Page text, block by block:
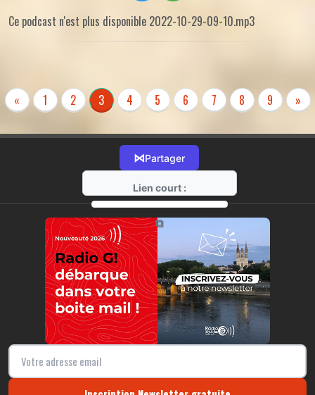
Ce podcast n'est plus disponible 2022-10-29-09-10.mp3
« 1 2 3 4 5 6 7 8 9 »
⋈Partager
Lien court :
https://radio-g.fr?r59
⧉